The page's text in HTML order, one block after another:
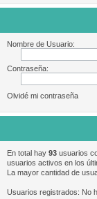
Nombre de Usuario:
Contraseña:
Olvidé mi contraseña
En total hay 93 usuarios
usuarios activos en los
La mayor cantidad de
Usuarios registrados: No